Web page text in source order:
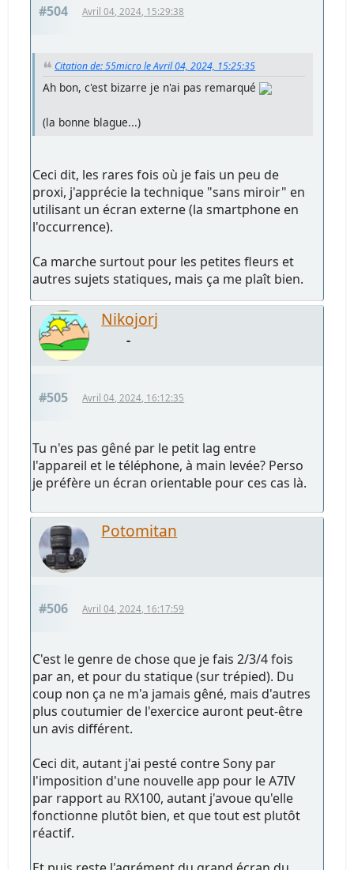
#504 Avril 04, 2024, 15:29:38
Citation de: 55micro le Avril 04, 2024, 15:25:35
Ah bon, c'est bizarre je n'ai pas remarqué
(la bonne blague...)
Ceci dit, les rares fois où je fais un peu de
proxi, j'apprécie la technique "sans miroir" en
utilisant un écran externe (la smartphone en
l'occurrence).
Ca marche surtout pour les petites fleurs et
autres sujets statiques, mais ça me plaît bien.
Nikojorj
-
#505 Avril 04, 2024, 16:12:35
Tu n'es pas gêné par le petit lag entre
l'appareil et le téléphone, à main levée? Perso
je préfère un écran orientable pour ces cas là.
Potomitan
#506 Avril 04, 2024, 16:17:59
C'est le genre de chose que je fais 2/3/4 fois
par an, et pour du statique (sur trépied). Du
coup non ça ne m'a jamais gêné, mais d'autres
plus coutumier de l'exercice auront peut-être
un avis différent.
Ceci dit, autant j'ai pesté contre Sony par
l'imposition d'une nouvelle app pour le A7IV
par rapport au RX100, autant j'avoue qu'elle
fonctionne plutôt bien, et que tout est plutôt
réactif.